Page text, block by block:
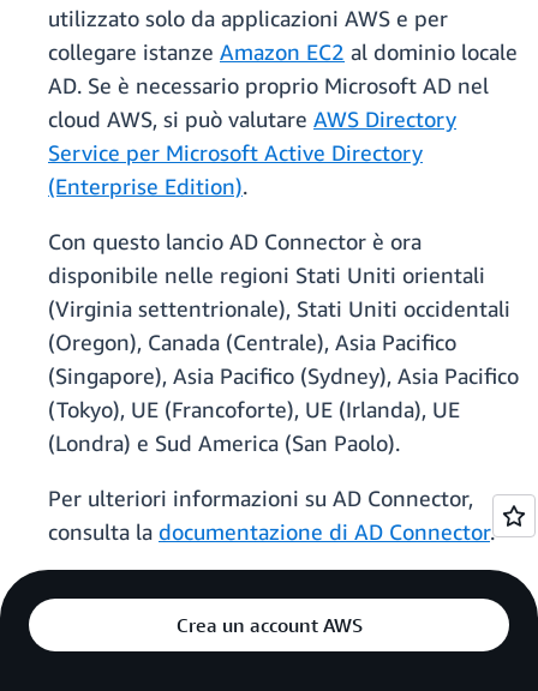
utilizzato solo da applicazioni AWS e per
collegare istanze Amazon EC2 al dominio locale
AD. Se è necessario proprio Microsoft AD nel
cloud AWS, si può valutare AWS Directory
Service per Microsoft Active Directory
(Enterprise Edition).
Con questo lancio AD Connector è ora
disponibile nelle regioni Stati Uniti orientali
(Virginia settentrionale), Stati Uniti occidentali
(Oregon), Canada (Centrale), Asia Pacifico
(Singapore), Asia Pacifico (Sydney), Asia Pacifico
(Tokyo), UE (Francoforte), UE (Irlanda), UE
(Londra) e Sud America (San Paolo).
Per ulteriori informazioni su AD Connector,
consulta la documentazione di AD Connector.
Crea un account AWS